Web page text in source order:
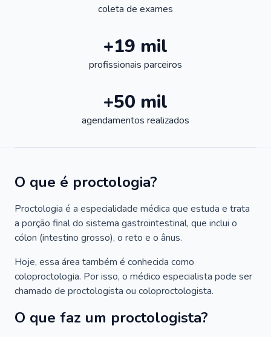
coleta de exames
+19 mil
profissionais parceiros
+50 mil
agendamentos realizados
O que é proctologia?
Proctologia é a especialidade médica que estuda e trata
a porção final do sistema gastrointestinal, que inclui o
cólon (intestino grosso), o reto e o ânus.
Hoje, essa área também é conhecida como
coloproctologia. Por isso, o médico especialista pode ser
chamado de proctologista ou coloproctologista.
O que faz um proctologista?